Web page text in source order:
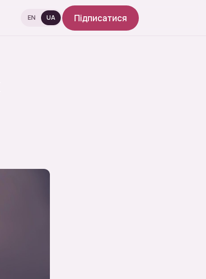
EN UA Підписатися